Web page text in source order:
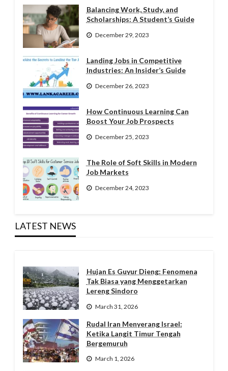
Balancing Work, Study, and
Scholarships: A Student’s Guide
December 29, 2023
Landing Jobs in Competitive
Industries: An Insider’s Guide
December 26, 2023
How Continuous Learning Can
Boost Your Job Prospects
December 25, 2023
The Role of Soft Skills in Modern
Job Markets
December 24, 2023
LATEST NEWS
Hujan Es Guyur Dieng: Fenomena
Tak Biasa yang Menggetarkan
Lereng Sindoro
March 31, 2026
Rudal Iran Menyerang Israel:
Ketika Langit Timur Tengah
Bergemuruh
March 1, 2026